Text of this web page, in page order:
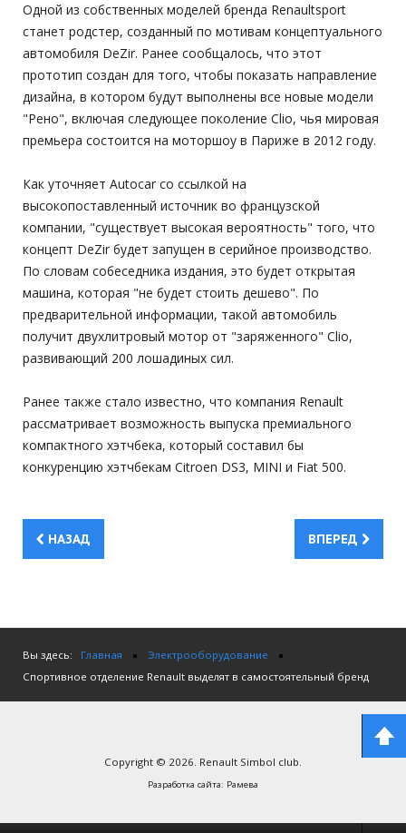
Одной из собственных моделей бренда Renaultsport
станет родстер, созданный по мотивам концептуального
автомобиля DeZir. Ранее сообщалось, что этот
прототип создан для того, чтобы показать направление
дизайна, в котором будут выполнены все новые модели
"Рено", включая следующее поколение Clio, чья мировая
премьера состоится на моторшоу в Париже в 2012 году.
Как уточняет Autocar со ссылкой на
высокопоставленный источник во французской
компании, "существует высокая вероятность" того, что
концепт DeZir будет запущен в серийное производство.
По словам собеседника издания, это будет открытая
машина, которая "не будет стоить дешево". По
предварительной информации, такой автомобиль
получит двухлитровый мотор от "заряженного" Clio,
развивающий 200 лошадиных сил.
Ранее также стало известно, что компания Renault
рассматривает возможность выпуска премиального
компактного хэтчбека, который составил бы
конкуренцию хэтчбекам Citroen DS3, MINI и Fiat 500.
НАЗАД ВПЕРЕД
Вы здесь: Главная
Электрооборудование
Спортивное отделение Renault выделят в самостоятельный бренд
Copyright © 2026. Renault Simbol club.
Разработка сайта: Рамева